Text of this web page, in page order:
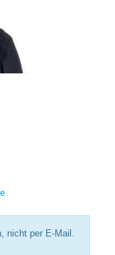
nicht per E-Mail.